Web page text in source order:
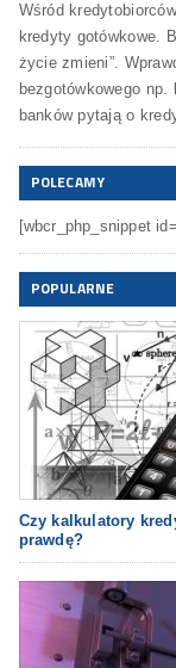
Wśród
kredyty gotówkowe.
życie zmieni”.
bezgotówkowego
banków pytają o
POLECAMY
[wbcr_php_snippet
POPULARNE
Czy kalkulatory
prawdę?